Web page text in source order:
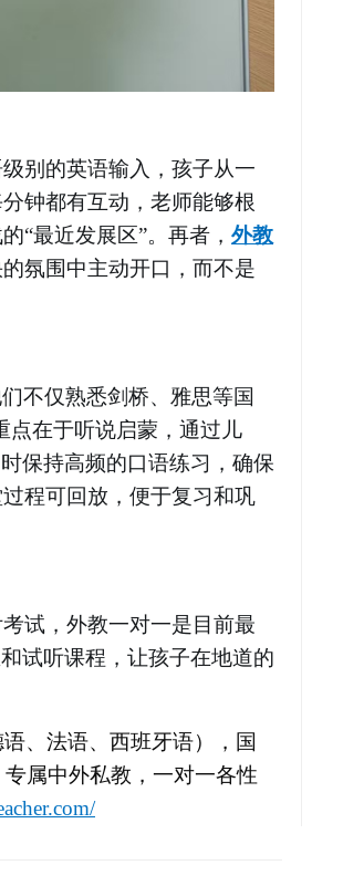
别的英语输入，孩子从一
钟都有互动，老师能够根
“最近发展区”。再者， 外教
氛围中主动开口，而不是
不仅熟悉剑桥、雅思等国
点在于听说启蒙，通过儿
保持高频的口语练习，确保
程可回放，便于复习和巩
试，外教一对一是目前最
试听课程，让孩子在地道的
、法语、西班牙语），国
属中外私教，一对一各性